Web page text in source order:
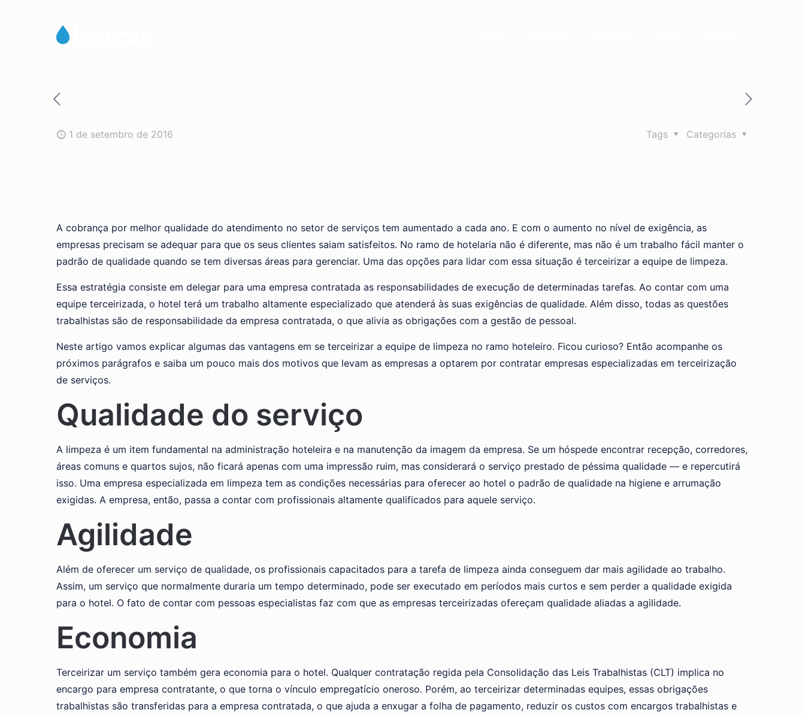
1 de setembro de 2016 Categorias
Tags
A cobrança por melhor qualidade do atendimento no setor de serviços tem aumentado a cada ano. E com o aumento no nível de exigência, as
empresas precisam se adequar para que os seus clientes saiam satisfeitos. No ramo de hotelaria não é diferente, mas não é um trabalho fácil manter o
padrão de qualidade quando se tem diversas áreas para gerenciar. Uma das opções para lidar com essa situação é terceirizar a equipe de limpeza.
Essa estratégia consiste em delegar para uma empresa contratada as responsabilidades de execução de determinadas tarefas. Ao contar com uma
equipe terceirizada, o hotel terá um trabalho altamente especializado que atenderá às suas exigências de qualidade. Além disso, todas as questões
trabalhistas são de responsabilidade da empresa contratada, o que alivia as obrigações com a gestão de pessoal.
Neste artigo vamos explicar algumas das vantagens em se terceirizar a equipe de limpeza no ramo hoteleiro. Ficou curioso? Então acompanhe os
próximos parágrafos e saiba um pouco mais dos motivos que levam as empresas a optarem por contratar empresas especializadas em terceirização
de serviços.
Qualidade do serviço
A limpeza é um item fundamental na administração hoteleira e na manutenção da imagem da empresa. Se um hóspede encontrar recepção, corredores,
áreas comuns e quartos sujos, não ficará apenas com uma impressão ruim, mas considerará o serviço prestado de péssima qualidade — e repercutirá
isso. Uma empresa especializada em limpeza tem as condições necessárias para oferecer ao hotel o padrão de qualidade na higiene e arrumação
exigidas. A empresa, então, passa a contar com profissionais altamente qualificados para aquele serviço.
Agilidade
Além de oferecer um serviço de qualidade, os profissionais capacitados para a tarefa de limpeza ainda conseguem dar mais agilidade ao trabalho.
Assim, um serviço que normalmente duraria um tempo determinado, pode ser executado em períodos mais curtos e sem perder a qualidade exigida
para o hotel. O fato de contar com pessoas especialistas faz com que as empresas terceirizadas ofereçam qualidade aliadas a agilidade.
Economia
Terceirizar um serviço também gera economia para o hotel. Qualquer contratação regida pela Consolidação das Leis Trabalhistas (CLT) implica no
encargo para empresa contratante, o que torna o vínculo empregatício oneroso. Porém, ao terceirizar determinadas equipes, essas obrigações
trabalhistas são transferidas para a empresa contratada, o que ajuda a enxugar a folha de pagamento, reduzir os custos com encargos trabalhistas e